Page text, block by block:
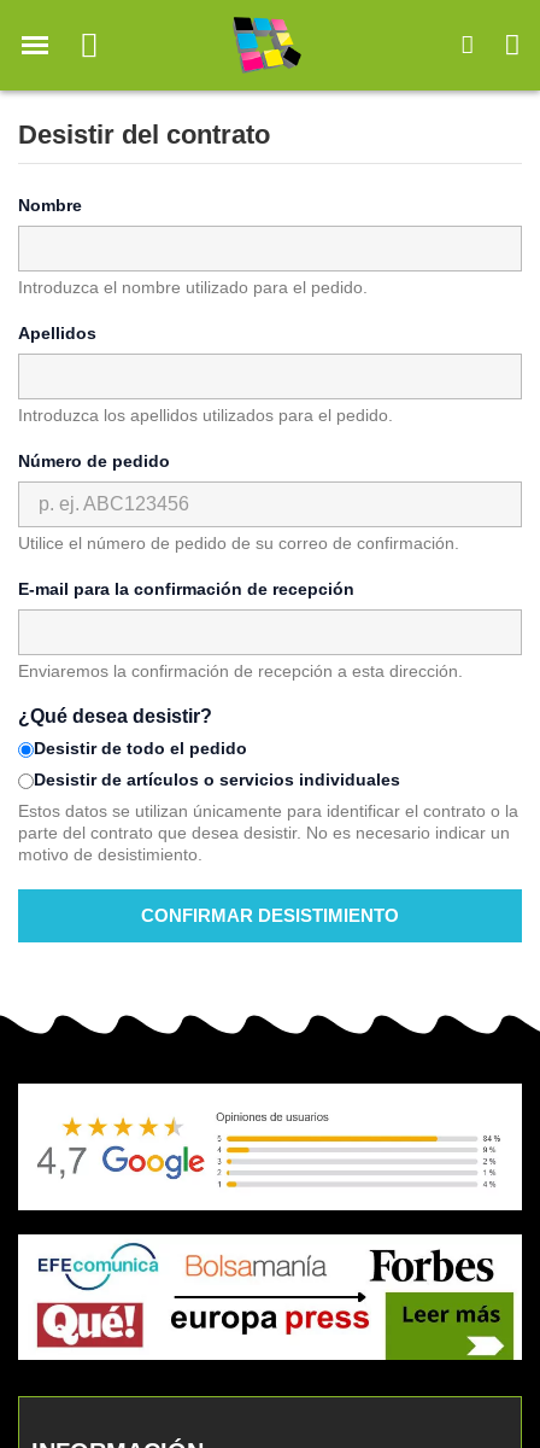
Desistir del contrato
Nombre
Introduzca el nombre utilizado para el pedido.
Apellidos
Introduzca los apellidos utilizados para el pedido.
Número de pedido
Utilice el número de pedido de su correo de confirmación.
E-mail para la confirmación de recepción
Enviaremos la confirmación de recepción a esta dirección.
¿Qué desea desistir?
Desistir de todo el pedido
Desistir de artículos o servicios individuales
Estos datos se utilizan únicamente para identificar el contrato o la
parte del contrato que desea desistir. No es necesario indicar un
motivo de desistimiento.
CONFIRMAR DESISTIMIENTO